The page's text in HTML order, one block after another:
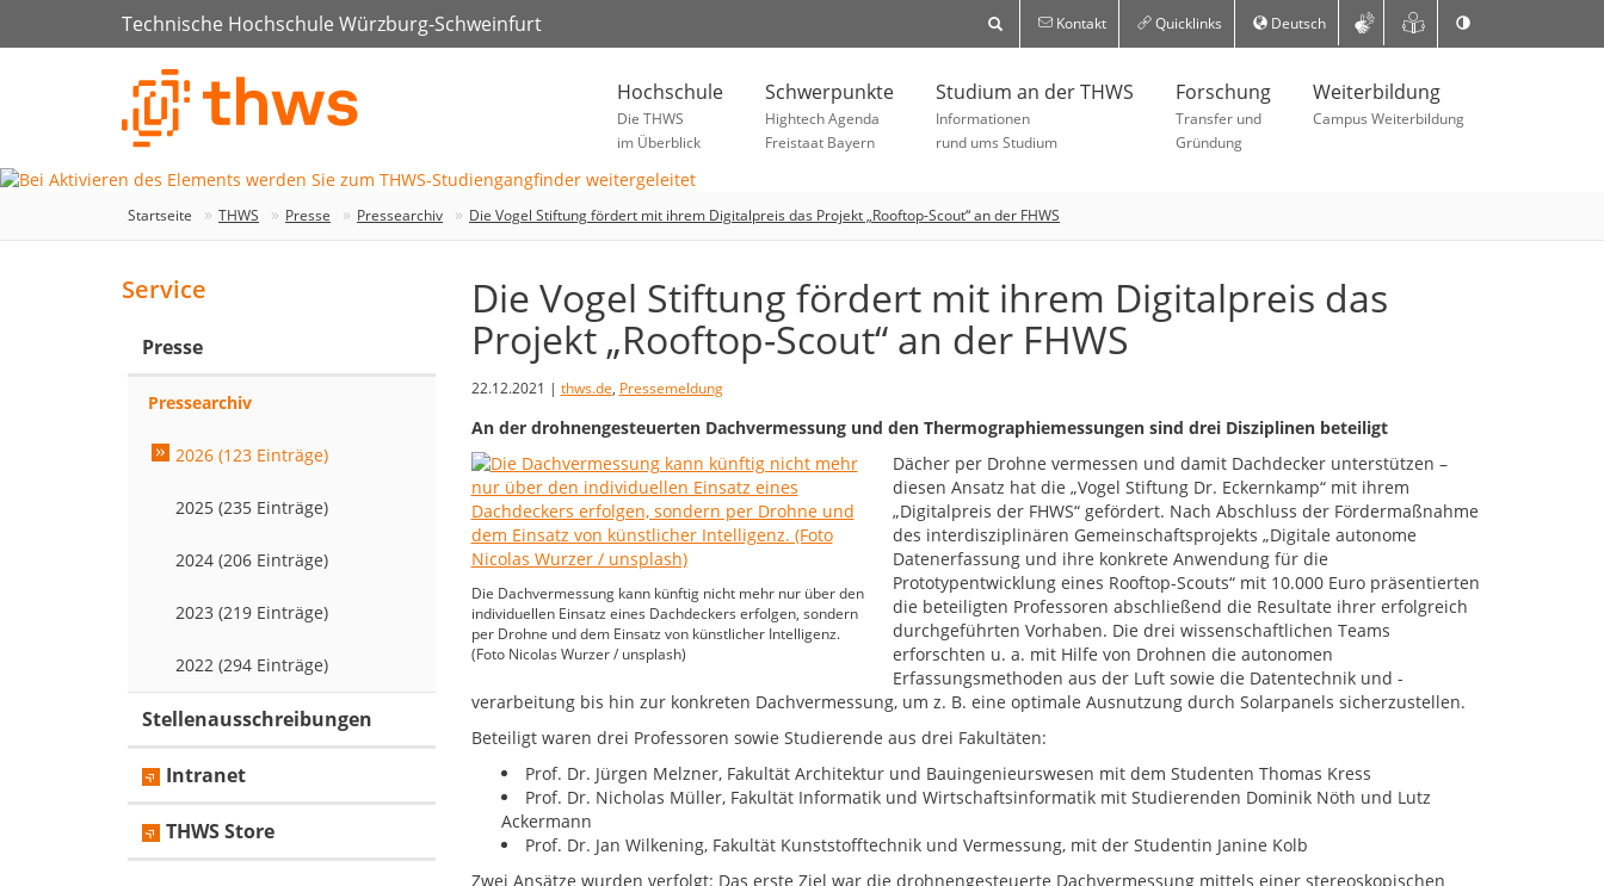
Technische Hochschule Würzburg-Schweinfurt Kontakt Quicklinks Deutsch
Hochschule
Die THWS
im Überblick
Schwerpunkte
Hightech Agenda
Freistaat Bayern
Studium an der THWS
Informationen
rund ums Studium
Forschung
Transfer und
Gründung
Weiterbildung
Campus Weiterbildung
Startseite THWS Presse Pressearchiv Die Vogel Stiftung fördert mit ihrem Digitalpreis das Projekt „Rooftop-Scout“ an der FHWS
Die Vogel Stiftung fördert mit ihrem Digitalpreis das
Projekt „Rooftop-Scout“ an der FHWS
22.12.2021 | thws.de, Pressemeldung
An der drohnengesteuerten Dachvermessung und den Thermographiemessungen sind drei Disziplinen beteiligt
Die Dachvermessung kann künftig nicht mehr nur über den
individuellen Einsatz eines Dachdeckers erfolgen, sondern
per Drohne und dem Einsatz von künstlicher Intelligenz.
(Foto Nicolas Wurzer / unsplash)
Dächer per Drohne vermessen und damit Dachdecker unterstützen –
diesen Ansatz hat die „Vogel Stiftung Dr. Eckernkamp“ mit ihrem
„Digitalpreis der FHWS“ gefördert. Nach Abschluss der Fördermaßnahme
des interdisziplinären Gemeinschaftsprojekts „Digitale autonome
Datenerfassung und ihre konkrete Anwendung für die
Prototypentwicklung eines Rooftop-Scouts“ mit 10.000 Euro präsentierten
die beteiligten Professoren abschließend die Resultate ihrer erfolgreich
durchgeführten Vorhaben. Die drei wissenschaftlichen Teams
erforschten u. a. mit Hilfe von Drohnen die autonomen
Erfassungsmethoden aus der Luft sowie die Datentechnik und -
verarbeitung bis hin zur konkreten Dachvermessung, um z. B. eine optimale Ausnutzung durch Solarpanels sicherzustellen.
Beteiligt waren drei Professoren sowie Studierende aus drei Fakultäten:
Prof. Dr. Jürgen Melzner, Fakultät Architektur und Bauingenieurswesen mit dem Studenten Thomas Kress
Prof. Dr. Nicholas Müller, Fakultät Informatik und Wirtschaftsinformatik mit Studierenden Dominik Nöth und Lutz
Ackermann
Prof. Dr. Jan Wilkening, Fakultät Kunststofftechnik und Vermessung, mit der Studentin Janine Kolb
Zwei Ansätze wurden verfolgt: Das erste Ziel war die drohnengesteuerte Dachvermessung mittels einer stereoskopischen
Service
Presse
Pressearchiv
2026 (123 Einträge)
2025 (235 Einträge)
2024 (206 Einträge)
2023 (219 Einträge)
2022 (294 Einträge)
Stellenausschreibungen
Intranet
THWS Store